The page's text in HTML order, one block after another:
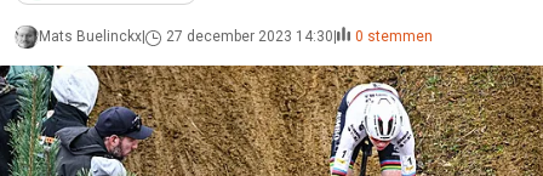
Mats Buelinckx 27 december 2023 14:30 0 stemmen